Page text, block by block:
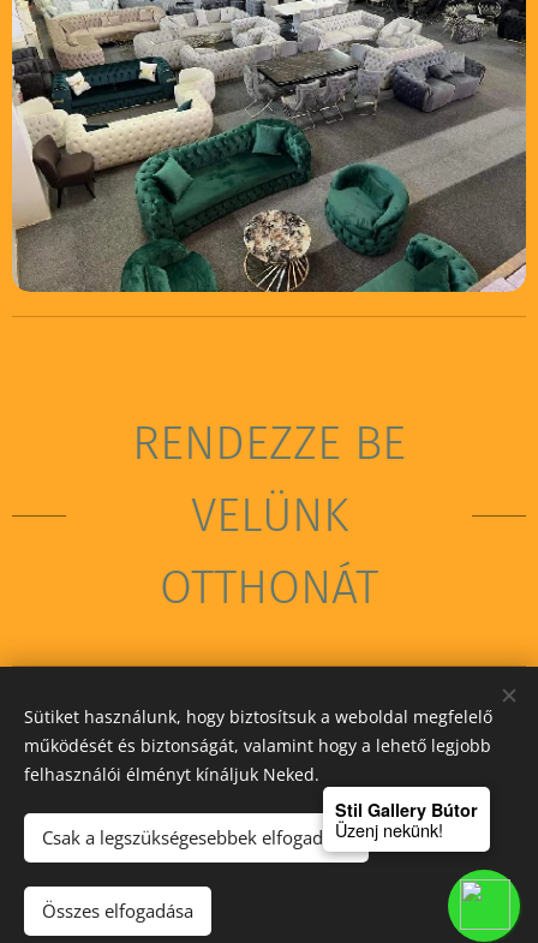
RENDEZZE BE
VELÜNK
OTTHONÁT
STIL GALLERY KFT
Sütiket használunk, hogy biztosítsuk a weboldal megfelelő
működését és biztonságát, valamint hogy a lehető legjobb
felhasználói élményt kínáljuk Neked.
Csak a legszükségesebbek elfogadása
Összes elfogadása
Stil Gallery Bútor
Üzenj nekünk!